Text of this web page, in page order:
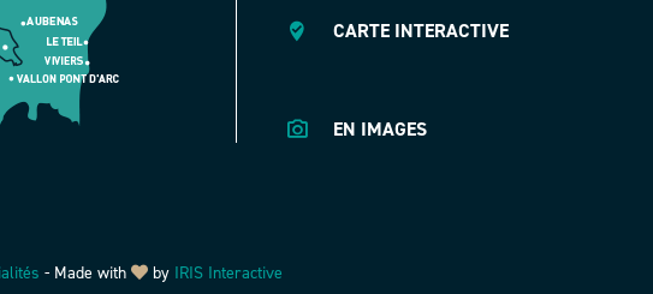
CARTE INTERACTIVE
EN IMAGES
-Made with by IRIS Interactive